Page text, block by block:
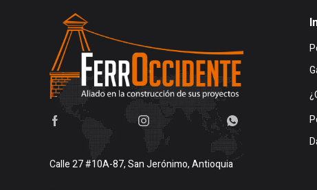
Calle 27 #10A-87, San Jerónimo, Antioquia